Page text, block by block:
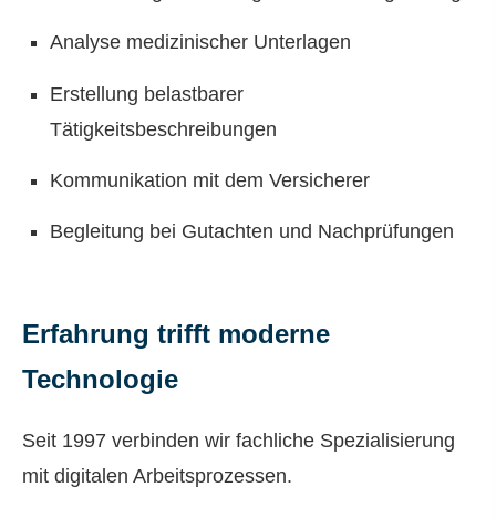
Analyse medizinischer Unterlagen
Erstellung belastbarer
Tätigkeitsbeschreibungen
Kommunikation mit dem Versicherer
Begleitung bei Gutachten und Nachprüfungen
Erfahrung trifft moderne
Technologie
Seit 1997 verbinden wir fachliche Spezialisierung
mit digitalen Arbeitsprozessen.